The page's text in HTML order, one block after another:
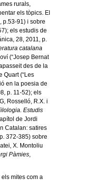
rurals,
els tòpics. El
p.53-91) i sobre
els estudis de
28, 2011, p.
catalana
(“Josep Bernat
des de la
Quart (“Les
en la poesia de
p. 11-52); els
Rosselló, R.X. i
Estudis
de Jordi
Catalan: satires
372-385) sobre
X. Montoliu
Pàmies,
mites com a